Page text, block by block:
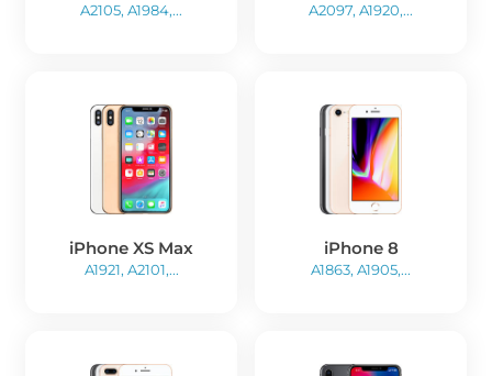
A2105, A1984,... A2097, A1920,...
iPhone XS Max
A1921, A2101,...
iPhone 8
A1863, A1905,...